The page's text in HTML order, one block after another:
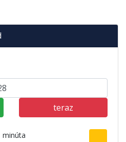
teraz
minúta